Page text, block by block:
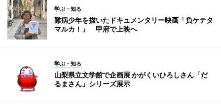
学ぶ・知る
難病少年を描いたドキュメンタリー映画「負ケテタ
マルカ！」 甲府で上映へ
学ぶ・知る
山梨県立文学館で企画展 かがくいひろしさん「だ
るまさん」シリーズ展示